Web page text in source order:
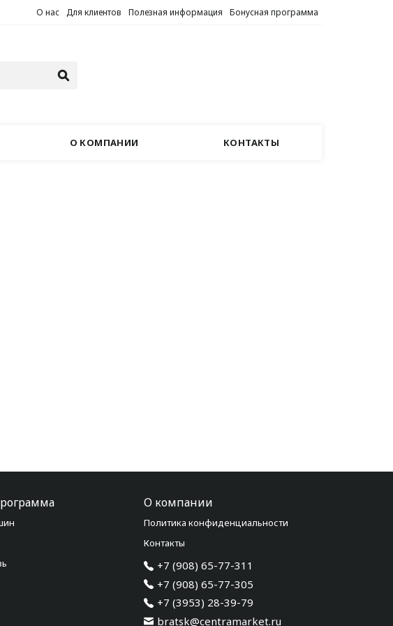
О нас Для клиентов Полезная информация Бонусная программа
О КОМПАНИИ КОНТАКТЫ
О компании
Политика конфиденциальности
Контакты
+7 (908) 65-77-311
+7 (908) 65-77-305
+7 (3953) 28-39-79
bratsk@centramarket.ru